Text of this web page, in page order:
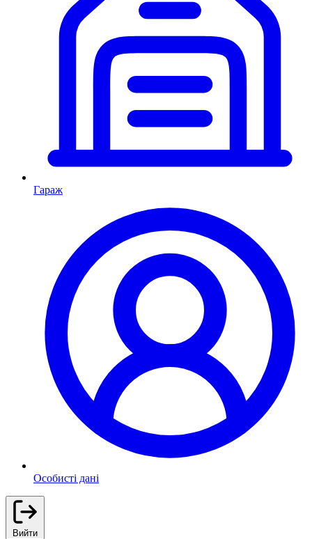
Гараж
Особисті дані
Вийти